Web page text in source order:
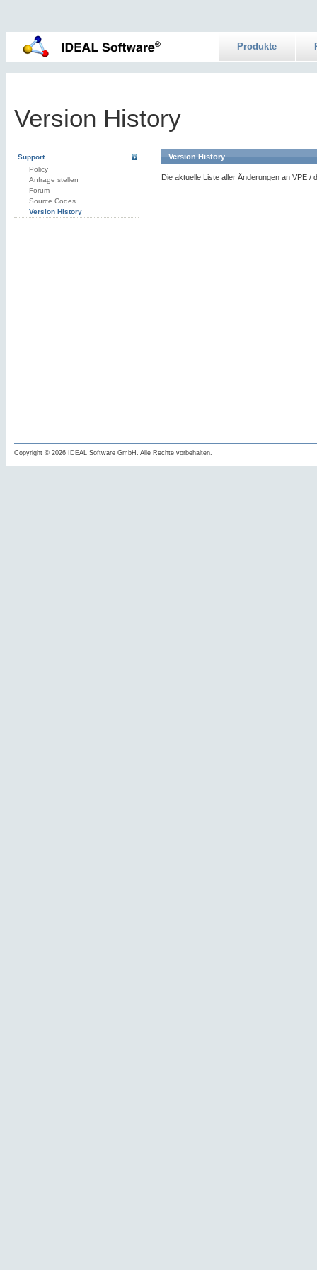
Produkte
Version History
Support
Policy
Anfrage stellen
Forum
Source Codes
Version History
Version History
Die aktuelle Liste aller Änderungen an VPE /
Copyright © 2026 IDEAL Software GmbH. Alle Rechte vorbehalten.